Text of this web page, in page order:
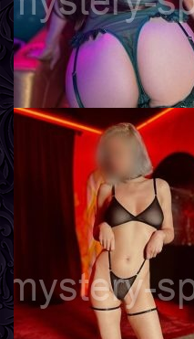
163 см
49 кг
3-й